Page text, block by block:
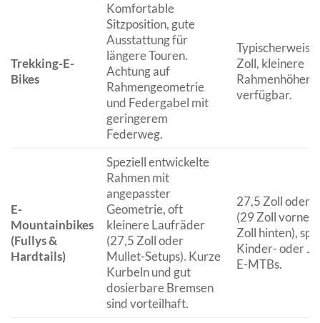
Trekking-E-
Bikes
Komfortable
Sitzposition, gute
Ausstattung für
längere Touren.
Achtung auf
Rahmengeometrie
und Federgabel mit
geringerem
Federweg.
Typischerweise
Zoll, kleinere
Rahmenhöhen
verfügbar.
E-
Mountainbikes
(Fullys &
Hardtails)
Speziell entwickelte
Rahmen mit
angepasster
Geometrie, oft
kleinere Laufräder
(27,5 Zoll oder
Mullet-Setups). Kurze
Kurbeln und gut
dosierbare Bremsen
sind vorteilhaft.
27,5 Zoll oder
(29 Zoll vorne,
Zoll hinten),
Kinder- oder
E-MTBs.